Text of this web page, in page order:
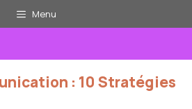
Menu
: 10 Stratégies